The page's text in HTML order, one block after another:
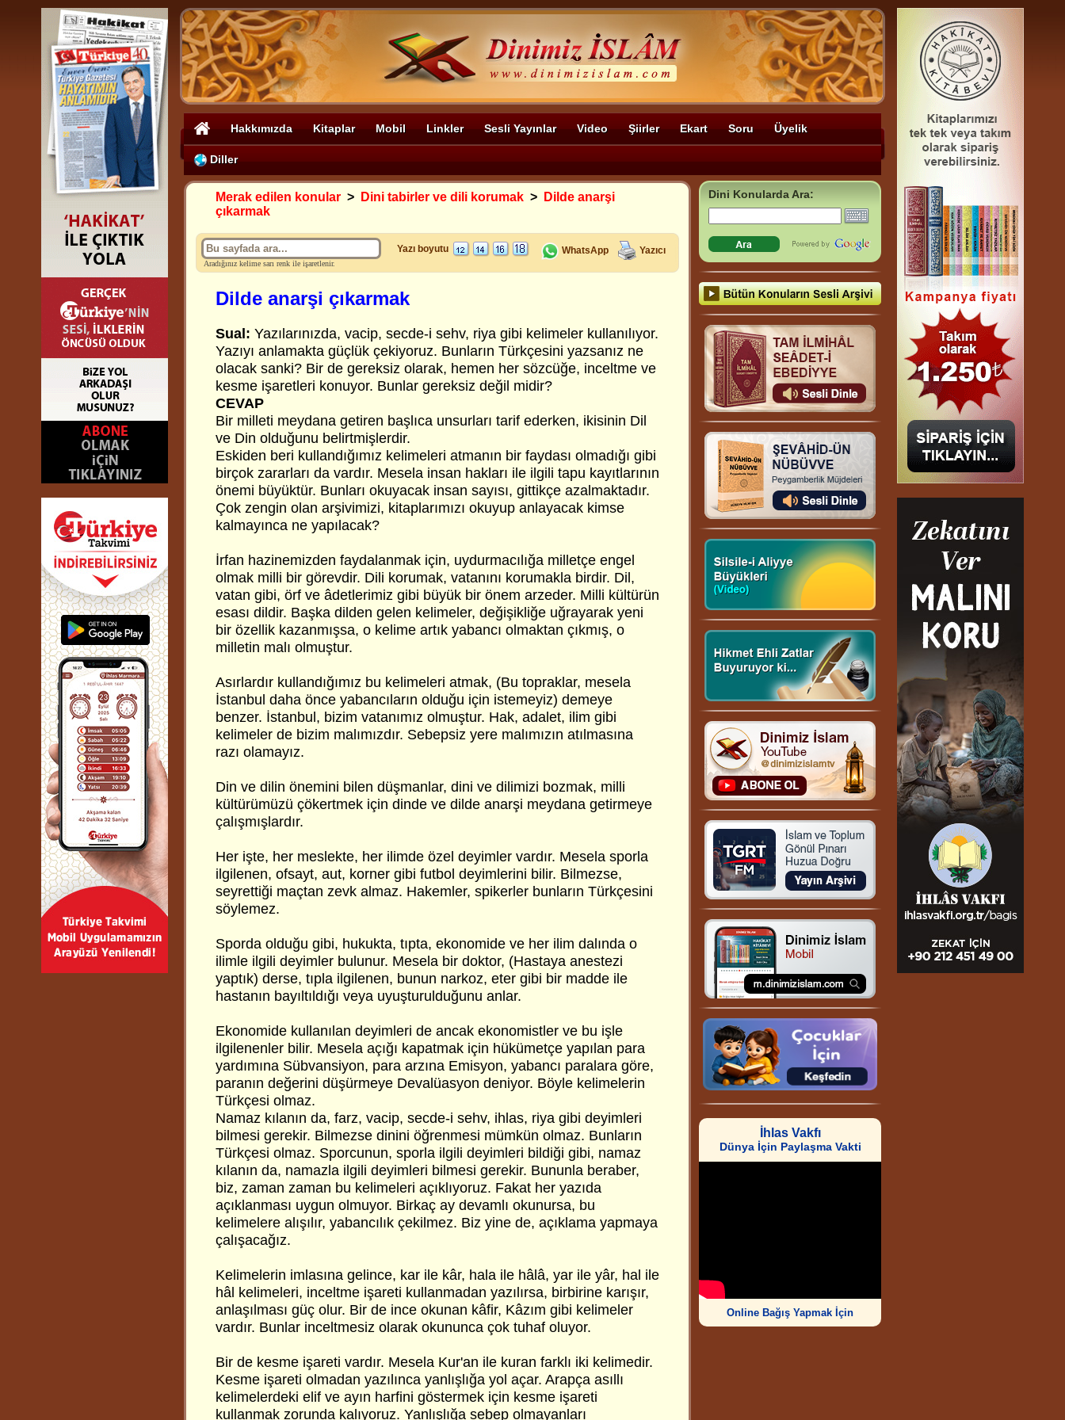
Hakkımızda Kitaplar Mobil Linkler Sesli Yayınlar Video Şiirler Ekart Soru Üyelik
Diller
Merak edilen konular > Dini tabirler ve dili korumak >
Dilde anarşi
çıkarmak
Aradığınız kelime sarı renk ile işaretlenir.
Yazı boyutu WhatsApp Yazıcı
Dilde anarşi çıkarmak
Sual: Yazılarınızda, vacip, secde-i sehv, riya gibi kelimeler kullanılıyor.
Yazıyı anlamakta güçlük çekiyoruz. Bunların Türkçesini yazsanız ne
olacak sanki? Bir de gereksiz olarak, hemen her sözcüğe, inceltme ve
kesme işaretleri konuyor. Bunlar gereksiz değil midir?
CEVAP
Bir milleti meydana getiren başlıca unsurları tarif ederken, ikisinin Dil
ve Din olduğunu belirtmişlerdir.
Eskiden beri kullandığımız kelimeleri atmanın bir faydası olmadığı gibi
birçok zararları da vardır. Mesela insan hakları ile ilgili tapu kayıtlarının
önemi büyüktür. Bunları okuyacak insan sayısı, gittikçe azalmaktadır.
Çok zengin olan arşivimizi, kitaplarımızı okuyup anlayacak kimse
kalmayınca ne yapılacak?
İrfan hazinemizden faydalanmak için, uydurmacılığa milletçe engel
olmak milli bir görevdir. Dili korumak, vatanını korumakla birdir. Dil,
vatan gibi, örf ve âdetlerimiz gibi büyük bir önem arzeder. Milli kültürün
esası dildir. Başka dilden gelen kelimeler, değişikliğe uğrayarak yeni
bir özellik kazanmışsa, o kelime artık yabancı olmaktan çıkmış, o
milletin malı olmuştur.
Asırlardır kullandığımız bu kelimeleri atmak, (Bu topraklar, mesela
İstanbul daha önce yabancıların olduğu için istemeyiz) demeye
benzer. İstanbul, bizim vatanımız olmuştur. Hak, adalet, ilim gibi
kelimeler de bizim malımızdır. Sebepsiz yere malımızın atılmasına
razı olamayız.
Din ve dilin önemini bilen düşmanlar, dini ve dilimizi bozmak, milli
kültürümüzü çökertmek için dinde ve dilde anarşi meydana getirmeye
çalışmışlardır.
Her işte, her meslekte, her ilimde özel deyimler vardır. Mesela sporla
ilgilenen, ofsayt, aut, korner gibi futbol deyimlerini bilir. Bilmezse,
seyrettiği maçtan zevk almaz. Hakemler, spikerler bunların Türkçesini
söylemez.
Sporda olduğu gibi, hukukta, tıpta, ekonomide ve her ilim dalında o
ilimle ilgili deyimler bulunur. Mesela bir doktor, (Hastaya anestezi
yaptık) derse, tıpla ilgilenen, bunun narkoz, eter gibi bir madde ile
hastanın bayıltıldığı veya uyuşturulduğunu anlar.
Ekonomide kullanılan deyimleri de ancak ekonomistler ve bu işle
ilgilenenler bilir. Mesela açığı kapatmak için hükümetçe yapılan para
yardımına Sübvansiyon, para arzına Emisyon, yabancı paralara göre,
paranın değerini düşürmeye Devalüasyon deniyor. Böyle kelimelerin
Türkçesi olmaz.
Namaz kılanın da, farz, vacip, secde-i sehv, ihlas, riya gibi deyimleri
bilmesi gerekir. Bilmezse dinini öğrenmesi mümkün olmaz. Bunların
Türkçesi olmaz. Sporcunun, sporla ilgili deyimleri bildiği gibi, namaz
kılanın da, namazla ilgili deyimleri bilmesi gerekir. Bununla beraber,
biz, zaman zaman bu kelimeleri açıklıyoruz. Fakat her yazıda
açıklanması uygun olmuyor. Birkaç ay devamlı okunursa, bu
kelimelere alışılır, yabancılık çekilmez. Biz yine de, açıklama yapmaya
çalışacağız.
Kelimelerin imlasına gelince, kar ile kâr, hala ile hâlâ, yar ile yâr, hal ile
hâl kelimeleri, inceltme işareti kullanmadan yazılırsa, birbirine karışır,
anlaşılması güç olur. Bir de ince okunan kâfir, Kâzım gibi kelimeler
vardır. Bunlar inceltmesiz olarak okununca çok tuhaf oluyor.
Bir de kesme işareti vardır. Mesela Kur'an ile kuran farklı iki kelimedir.
Kesme işareti olmadan yazılınca yanlışlığa yol açar. Arapça asıllı
kelimelerdeki elif ve ayın harfini göstermek için kesme işareti
kullanmak zorunda kalıyoruz. Yanlışlığa sebep olmayanları
Dini Konularda Ara:
İhlas Vakfı
Dünya İçin Paylaşma Vakti
Online Bağış Yapmak İçin